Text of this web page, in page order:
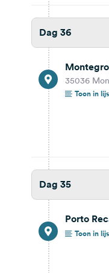
Dag 32
Matera,
75100
Bekijk
Dag 31
Cropani
88050
Italien
Bekijk
Dag 36
35036
Toon in
Dag 35
Porto
Toon in